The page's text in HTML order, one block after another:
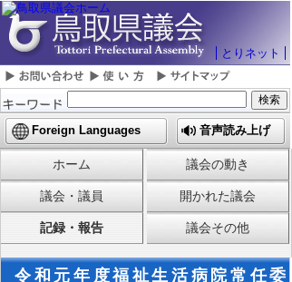
とりネット
Foreign Languages 音声読み上げ
ホーム 議会の動き
議会・議員 開かれた議会
記録・報告 議会その他
令和元年度福祉生活病院常任委